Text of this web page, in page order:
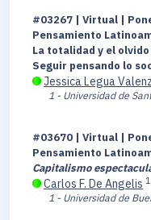
#03267 | Virtual |
Pensamiento
La totalidad y el
Seguir pensando lo
Jessica Legua
1 - Universidad de
#03670 | Virtual |
Pensamiento
Capitalismo
Carlos F. De Angelis 1
1 - Universidad de